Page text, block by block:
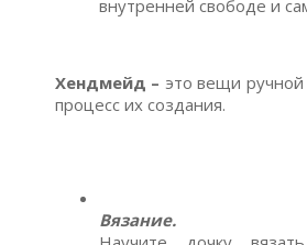
внутренней свободе и
Хендмейд – это вещи
процесс их создания.
Вязание.